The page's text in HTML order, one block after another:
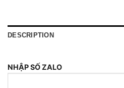
DESCRIPTION
NHẬP SỐ ZALO